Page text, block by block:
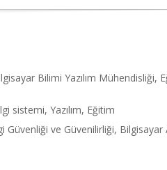
Bilimi Yazılım Mühendisliği,
sistemi, Yazılım, Eğitim
ve Güvenilirliği, Bilgisayar